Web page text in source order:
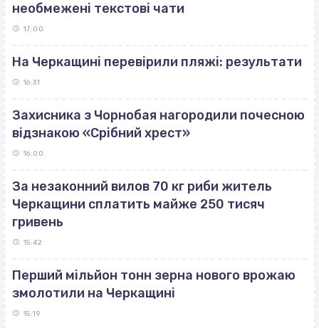
необмежені текстові чати
17:00
На Черкащині перевірили пляжі: результати
16:31
Захисника з Чорнобая нагородили почесною
відзнакою «Срібний хрест»
16:00
За незаконний вилов 70 кг риби житель
Черкащини сплатить майже 250 тисяч
гривень
15:42
Перший мільйон тонн зерна нового врожаю
змолотили на Черкащині
15:19